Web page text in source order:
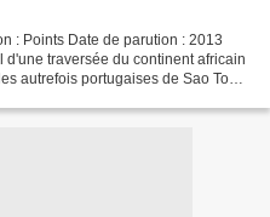
: Points Date de parution : 2013
traversée du continent africain
autrefois portugaises de Sao Tomé